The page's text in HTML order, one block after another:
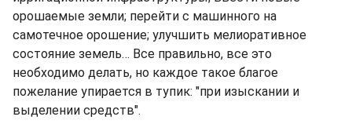
орошаемые земли; перейти с машинного на
самотечное орошение; улучшить мелиоративное
состояние земель… Все правильно, все это
необходимо делать, но каждое такое благое
пожелание упирается в тупик: "при изыскании и
выделении средств".